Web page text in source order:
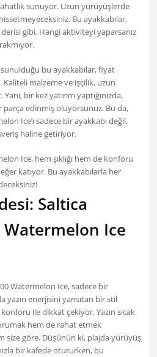
sunuyor. Uzun yürüyüşlerde
Bu ayakkabılar,
derisi gibi. Hangi aktiviteyi yaparsanız
bu ayakkabılar, fiyat
Kaliteli malzeme ve işçilik, uzun
bir kez yatırım yaptığınızda,
parça edinmiş oluyorsunuz. Bu da,
Ice’ı sadece bir ayakkabı değil,
haline getiriyor.
Ice, hem şıklığı hem de konforu
katıyor. Bu ayakkabılarla her
Saltica
Ice
Watermelon Ice, sadece bir
yazın enerjisini yansıtan bir stil
ile dikkat çekiyor. Yazın sıcak
hem de rahat etmek
size göre. Düşünün ki, plajda yürüyüş
bir kafede otururken, bu